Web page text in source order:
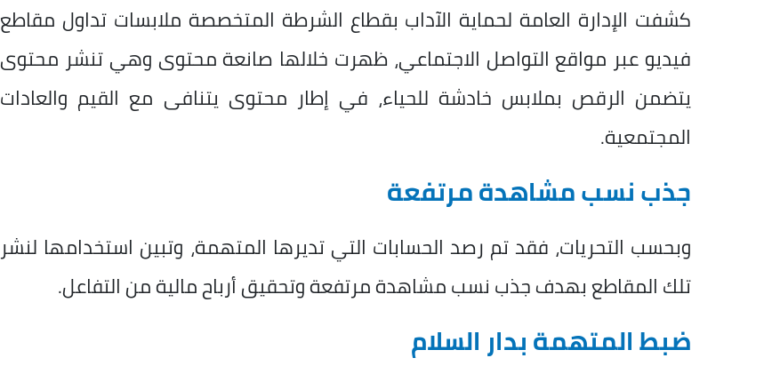
كشفت الإدارة العامة لحماية الآداب بقطاع الشرطة المتخصصة ملابسات تداول مقاطع
فيديو عبر مواقع التواصل الاجتماعي، ظهرت خلالها صانعة محتوى وهي تنشر محتوى
يتضمن الرقص بملابس خادشة للحياء، في إطار محتوى يتنافى مع القيم والعادات
المجتمعية.
جذب نسب مشاهدة مرتفعة
وبحسب التحريات، فقد تم رصد الحسابات التي تديرها المتهمة، وتبين استخدامها لنشر
تلك المقاطع بهدف جذب نسب مشاهدة مرتفعة وتحقيق أرباح مالية من التفاعل.
ضبط المتهمة بدار السلام